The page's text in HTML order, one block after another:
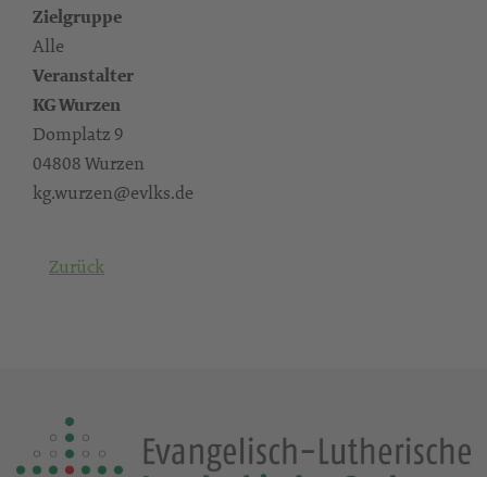
Zielgruppe
Alle
Veranstalter
KG Wurzen
Domplatz 9
04808 Wurzen
kg.wurzen@evlks.de
Zurück